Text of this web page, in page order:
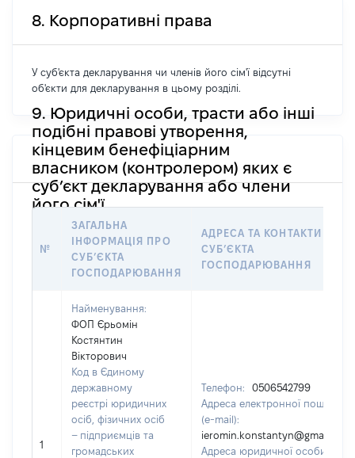
8. Корпоративні права
У суб'єкта декларування чи членів його сім'ї відсутні
об'єкти для декларування в цьому розділі.
9. Юридичні особи, трасти або інші
подібні правові утворення,
кінцевим бенефіціарним
власником (контролером) яких є
суб’єкт декларування або члени
його сім'ї
№
ЗАГАЛЬНА
ІНФОРМАЦІЯ ПРО
СУБʼЄКТА
ГОСПОДАРЮВАННЯ
АДРЕСА ТА КОНТАКТИ
СУБʼЄКТА
ГОСПОДАРЮВАННЯ
1
Найменування:
ФОП Єрьомін
Костянтин
Вікторович
Код в Єдиному
державному
реєстрі юридичних
осіб, фізичних осіб
– підприємців та
громадських
Телефон:
0506542799
Адреса електронної пошти
(e-mail):
ieromin.konstantyn@gmail.com
Адреса юридичної особи: